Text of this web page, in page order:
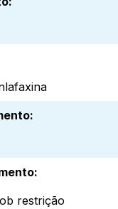
:
:
restrição